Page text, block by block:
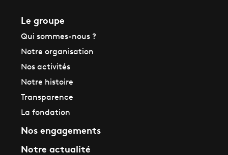
Le groupe
Qui sommes-nous ?
Notre organisation
Nos activités
Notre histoire
Transparence
La fondation
Nos engagements
Notre actualité